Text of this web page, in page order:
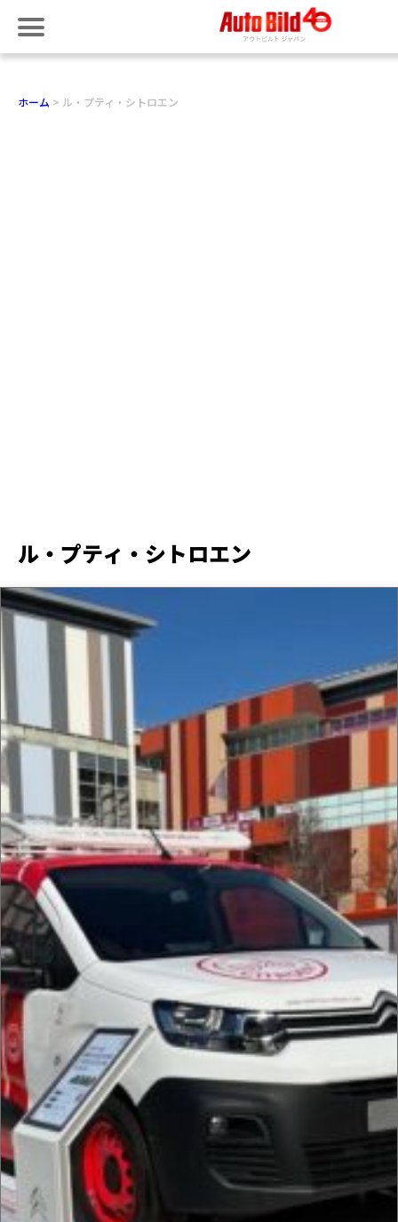
ホーム ル・プティ・シトロエン
ル・プティ・シトロエン